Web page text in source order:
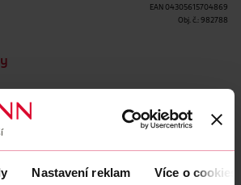
Nastavení reklam Více o cookies
EAN 04305615704869
Obj. č.: 982788
nedaří načíst, zkuste to prosím
znovu.